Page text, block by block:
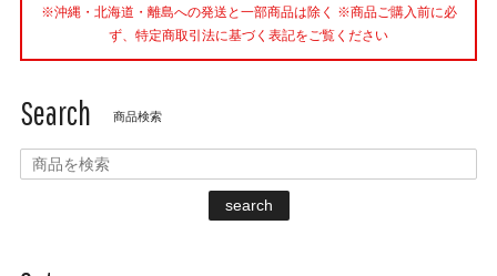
※沖縄・北海道・離島への発送と一部商品は除く ※商品ご購入前に必
ず、特定商取引法に基づく表記をご覧ください
Search 商品検索
search